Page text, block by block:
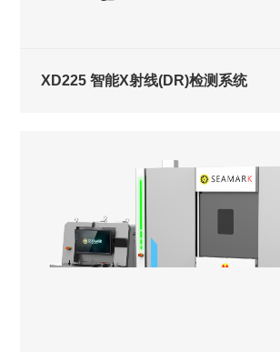
XD225 智能X射线(DR)检测系统